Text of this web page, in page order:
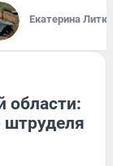
Екатерина
области:
штруделя